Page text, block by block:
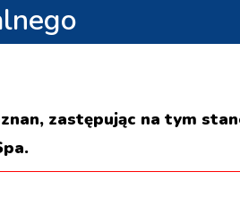
zastępując na tym